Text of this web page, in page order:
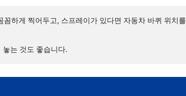
꼼하게 찍어두고, 스프레이가 있다면 자동차 바퀴 위치를
는 것도 좋습니다.